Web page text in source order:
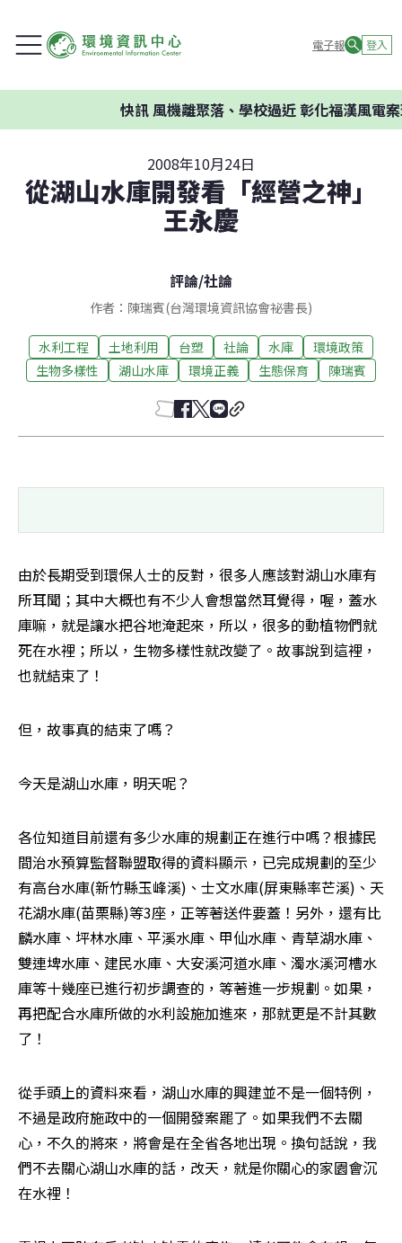
電子報 登入
風機離聚落、學校過近 彰化福漢風電案環
2008年10月24日
從湖山水庫開發看「經營之神」
王永慶
評論/社論
作者：陳瑞賓(台灣環境資訊協會祕書長)
水利工程 土地利用 台塑 社論 水庫
環境政策
生物多樣性
湖山水庫 環境正義 生態保育 陳瑞賓
由於長期受到環保人士的反對，很多人應該對湖山水庫有
所耳聞；其中大概也有不少人會想當然耳覺得，喔，蓋水
庫嘛，就是讓水把谷地淹起來，所以，很多的動植物們就
死在水裡；所以，生物多樣性就改變了。故事說到這裡，
也就結束了！
但，故事真的結束了嗎？
今天是湖山水庫，明天呢？
各位知道目前還有多少水庫的規劃正在進行中嗎？根據民
間治水預算監督聯盟取得的資料顯示，已完成規劃的至少
有高台水庫(新竹縣玉峰溪)、士文水庫(屏東縣率芒溪)、天
花湖水庫(苗栗縣)等3座，正等著送件要蓋！另外，還有比
麟水庫、坪林水庫、平溪水庫、甲仙水庫、青草湖水庫、
雙連埤水庫、建民水庫、大安溪河道水庫、濁水溪河槽水
庫等十幾座已進行初步調查的，等著進一步規劃。如果，
再把配合水庫所做的水利設施加進來，那就更是不計其數
了！
從手頭上的資料來看，湖山水庫的興建並不是一個特例，
不過是政府施政中的一個開發案罷了。如果我們不去關
心，不久的將來，將會是在全省各地出現。換句話說，我
們不去關心湖山水庫的話，改天，就是你關心的家園會沉
在水裡！